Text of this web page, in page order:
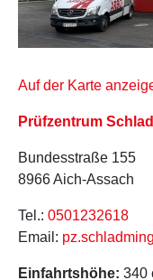
Auf der Karte
Prüfzentrum
Bundesstraße 155
8966 Aich-Assach
Tel.: 0501232618
Email:
Einfahrtshöhe: 340